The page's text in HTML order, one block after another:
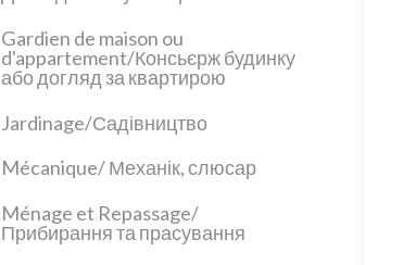
Gardien de maison ou
d'appartement/Консьєрж будинку
або догляд за квартирою
Jardinage/Садівництво
Mécanique/ Механік, слюсар
Ménage et Repassage/
Прибирання та прасування